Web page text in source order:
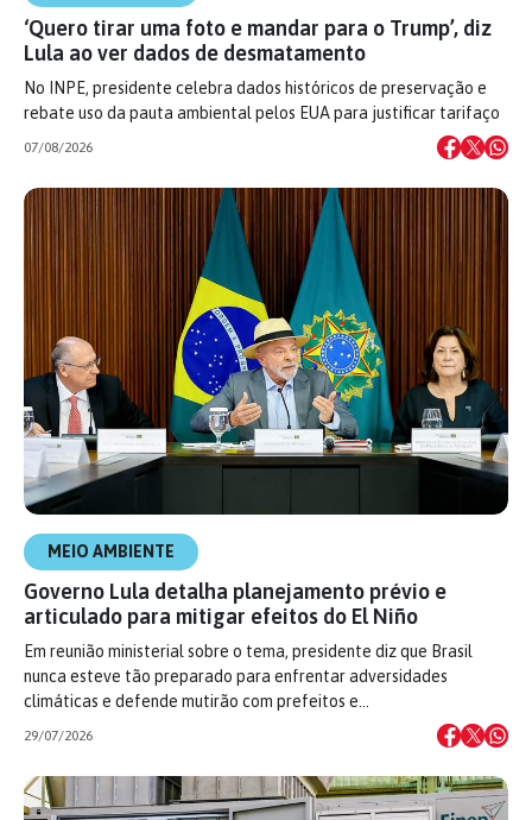
‘Quero tirar uma foto e mandar para o Trump’, diz
Lula ao ver dados de desmatamento
No INPE, presidente celebra dados históricos de preservação e
rebate uso da pauta ambiental pelos EUA para justificar tarifaço
07/08/2026
MEIO AMBIENTE
Governo Lula detalha planejamento prévio e
articulado para mitigar efeitos do El Niño
Em reunião ministerial sobre o tema, presidente diz que Brasil
nunca esteve tão preparado para enfrentar adversidades
climáticas e defende mutirão com prefeitos e…
29/07/2026